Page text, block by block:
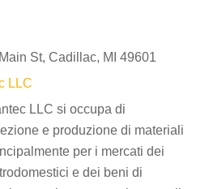
St, Cadillac, MI 49601
LLC
LLC si occupa di
e produzione di materiali
per i mercati dei
e dei beni di